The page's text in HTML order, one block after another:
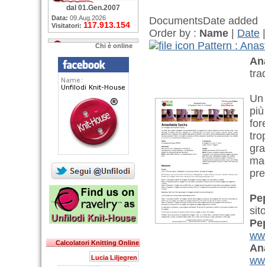
dal 01.Gen.2007
Data: 09.Aug.2026
Visitatori: 117.913.154
Chi è online
Calcolatori Knitting Online
Lucia Liljegren
DocumentsDate added
Order by : Name Date
Pattern :